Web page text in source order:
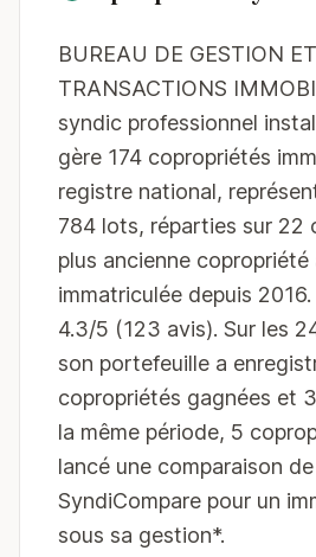
BUREAU DE GESTION
TRANSACTIONS
syndic professionnel
gère 174 copropriétés
registre national,
784 lots, réparties sur 22
plus ancienne
immatriculée depuis
4.3/5 (123 avis). Sur les
son portefeuille a
copropriétés gagnées et
la même période, 5
lancé une comparaison
SyndiCompare pour un
sous sa gestion*.